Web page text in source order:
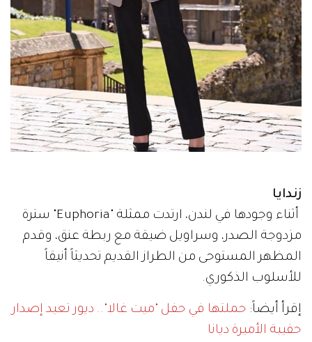
زندايا
أثناء وجودها في لندن، ارتدت ممثلة "Euphoria" سترة
مزدوجة الصدر، وسراويل ضيقة مع ربطة عنق، وقدم
المظهر المستوحى من الطراز القديم تحديثاً أنيقاً
للأسلوب الذكوري.
إقرأ أيضاً: حملتها في حفل "ميت غالا".. ديور تعيد إصدار
حقيبة الأميرة ديانا